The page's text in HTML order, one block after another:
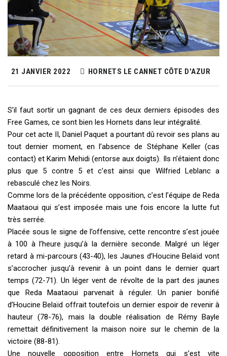
21 JANVIER 2022 HORNETS LE CANNET CÔTE D'AZUR
S’il faut sortir un gagnant de ces deux derniers épisodes des
Free Games, ce sont bien les Hornets dans leur intégralité.
Pour cet acte II, Daniel Paquet a pourtant dû revoir ses plans au
tout dernier moment, en l’absence de Stéphane Keller (cas
contact) et Karim Mehidi (entorse aux doigts). Ils n’étaient donc
plus que 5 contre 5 et c’est ainsi que Wilfried Leblanc a
rebasculé chez les Noirs.
Comme lors de la précédente opposition, c’est l’équipe de Reda
Maataoui qui s’est imposée mais une fois encore la lutte fut
très serrée.
Placée sous le signe de l’offensive, cette rencontre s’est jouée
à 100 à l’heure jusqu’à la dernière seconde. Malgré un léger
retard à mi-parcours (43-40), les Jaunes d’Houcine Belaïd vont
s’accrocher jusqu’à revenir à un point dans le dernier quart
temps (72-71). Un léger vent de révolte de la part des jaunes
que Reda Maataoui parvenait à réguler. Un panier bonifié
d’Houcine Belaïd offrait toutefois un dernier espoir de revenir à
hauteur (78-76), mais la double réalisation de Rémy Bayle
remettait définitivement la maison noire sur le chemin de la
victoire (88-81).
Une nouvelle opposition entre Hornets qui s’est vite